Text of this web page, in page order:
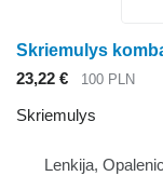
Skriemulys
23,22 €
100 PLN
Skriemulys
Lenkija,